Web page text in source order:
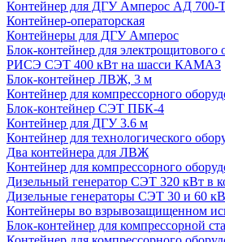
Контейнер для ДГУ Амперос АД 700-
Контейнер-операторская
Контейнеры для ДГУ Амперос
Блок-контейнер для электрощитового
РИСЭ СЭТ 400 кВт на шасси КАМАЗ
Блок-контейнер ЛВЖ, 3 м
Контейнер для компрессорного
Блок-контейнер СЭТ ПБК-4
Контейнер для ДГУ 3.6 м
Контейнер для технологического
Два контейнера для ЛВЖ
Контейнер для компрессорного
Дизельный генератор СЭТ 320 кВт в
Дизельные генераторы СЭТ 30 и 60
Контейнеры во взрывозащищенном
Блок-контейнер для компрессорной